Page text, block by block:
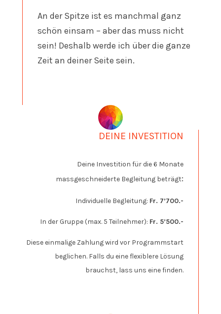
An der Spitze ist es manchmal ganz
schön einsam – aber das muss nicht
sein! Deshalb werde ich über die ganze
Zeit an deiner Seite sein.
DEINE INVESTITION
Deine Investition für die 6 Monate
massgeschneiderte Begleitung beträgt:
Individuelle Begleitung: Fr. 7’700.-
In der Gruppe (max. 5 Teilnehmer): Fr. 5’500.-
Diese einmalige Zahlung wird vor Programmstart
beglichen. Falls du eine flexiblere Lösung
brauchst, lass uns eine finden.